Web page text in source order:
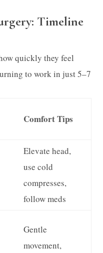
Timeline
quickly they feel
to work in just 5–7
Comfort Tips
Elevate head,
use cold
compresses,
follow meds
Gentle
movement,